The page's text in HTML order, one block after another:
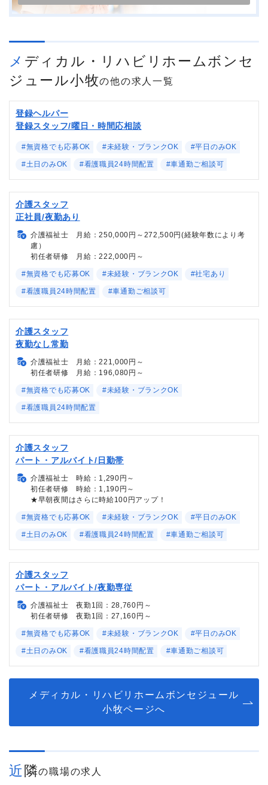
メディカル・リハビリホームボンセ
ジュール小牧の他の求人一覧
登録ヘルパー
登録スタッフ/曜日・時間応相談
#無資格でも応募OK #未経験・ブランクOK #平日のみOK
#土日のみOK #看護職員24時間配置 #車通勤ご相談可
介護スタッフ
正社員/夜勤あり
介護福祉士 月給：250,000円～272,500円(経験年数により考
慮）
初任者研修 月給：222,000円～
#無資格でも応募OK #未経験・ブランクOK #社宅あり
#看護職員24時間配置 #車通勤ご相談可
介護スタッフ
夜勤なし常勤
介護福祉士 月給：221,000円～
初任者研修 月給：196,080円～
#無資格でも応募OK #未経験・ブランクOK
#看護職員24時間配置
介護スタッフ
パート・アルバイト/日勤帯
介護福祉士 時給：1,290円～
初任者研修 時給：1,190円～
★早朝夜間はさらに時給100円アップ！
#無資格でも応募OK #未経験・ブランクOK #平日のみOK
#土日のみOK #看護職員24時間配置 #車通勤ご相談可
介護スタッフ
パート・アルバイト/夜勤専従
介護福祉士 夜勤1回：28,760円～
初任者研修 夜勤1回：27,160円～
#無資格でも応募OK #未経験・ブランクOK #平日のみOK
#土日のみOK #看護職員24時間配置 #車通勤ご相談可
メディカル・リハビリホームボンセジュール
小牧ページへ
近隣の職場の求人